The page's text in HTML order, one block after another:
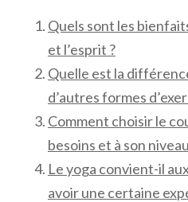
Quels sont les
et l’esprit ?
Quelle est la
d’autres formes
Comment choisir le
besoins et à son
Le yoga convient-il
avoir une certaine